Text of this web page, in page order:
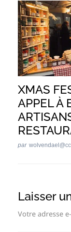
XMAS
APPEL À
par
Laisser
Votre adresse